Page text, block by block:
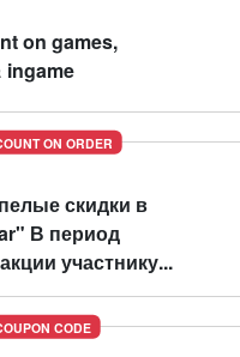
on games,
ingame
ON ORDER
скидки в
В период
участнику...
CODE